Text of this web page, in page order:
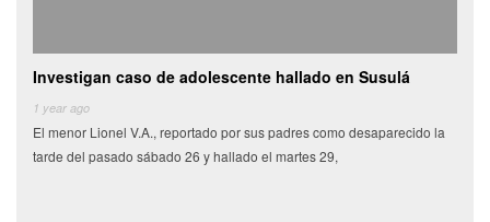
Investigan caso de adolescente hallado en Susulá
1 year ago
El menor Lionel V.A., reportado por sus padres como desaparecido la
tarde del pasado sábado 26 y hallado el martes 29,